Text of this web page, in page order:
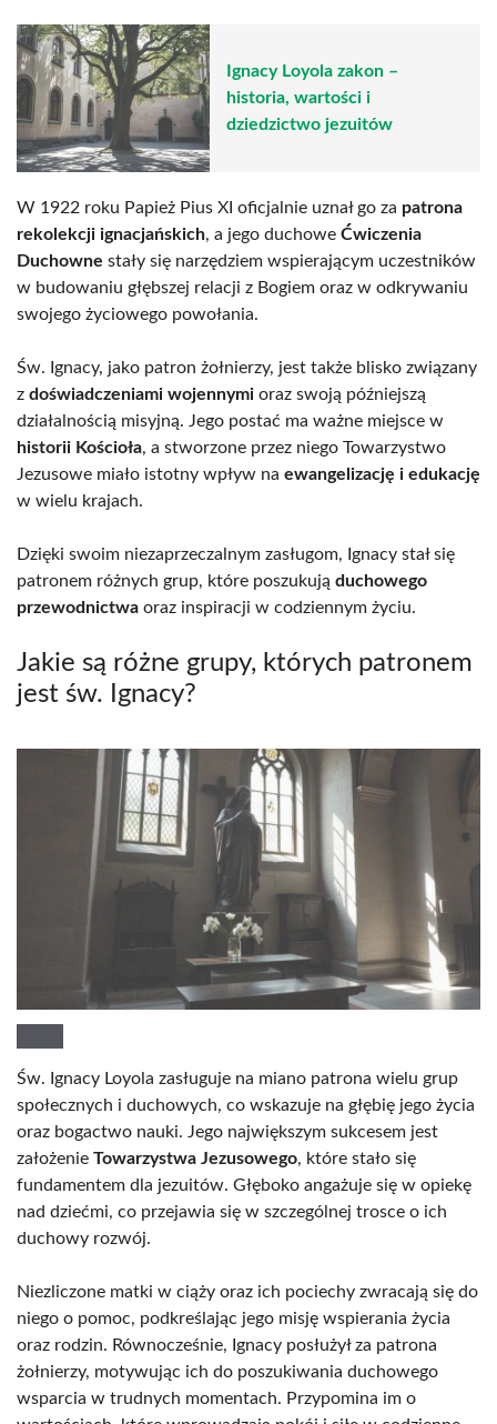
Ignacy Loyola zakon –
historia, wartości i
dziedzictwo jezuitów
W 1922 roku Papież Pius XI oficjalnie uznał go za patrona
rekolekcji ignacjańskich, a jego duchowe Ćwiczenia
Duchowne stały się narzędziem wspierającym uczestników
w budowaniu głębszej relacji z Bogiem oraz w odkrywaniu
swojego życiowego powołania.
Św. Ignacy, jako patron żołnierzy, jest także blisko związany
z doświadczeniami wojennymi oraz swoją późniejszą
działalnością misyjną. Jego postać ma ważne miejsce w
historii Kościoła, a stworzone przez niego Towarzystwo
Jezusowe miało istotny wpływ na ewangelizację i edukację
w wielu krajach.
Dzięki swoim niezaprzeczalnym zasługom, Ignacy stał się
patronem różnych grup, które poszukują duchowego
przewodnictwa oraz inspiracji w codziennym życiu.
Jakie są różne grupy, których patronem
jest św. Ignacy?
Św. Ignacy Loyola zasługuje na miano patrona wielu grup
społecznych i duchowych, co wskazuje na głębię jego życia
oraz bogactwo nauki. Jego największym sukcesem jest
założenie Towarzystwa Jezusowego, które stało się
fundamentem dla jezuitów. Głęboko angażuje się w opiekę
nad dziećmi, co przejawia się w szczególnej trosce o ich
duchowy rozwój.
Niezliczone matki w ciąży oraz ich pociechy zwracają się do
niego o pomoc, podkreślając jego misję wspierania życia
oraz rodzin. Równocześnie, Ignacy posłużył za patrona
żołnierzy, motywując ich do poszukiwania duchowego
wsparcia w trudnych momentach. Przypomina im o